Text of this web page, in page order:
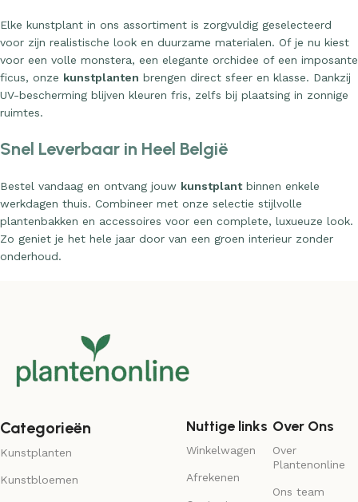
Elke kunstplant in ons assortiment is zorgvuldig geselecteerd
voor zijn realistische look en duurzame materialen. Of je nu kiest
voor een volle monstera, een elegante orchidee of een imposante
ficus, onze kunstplanten brengen direct sfeer en klasse. Dankzij
UV-bescherming blijven kleuren fris, zelfs bij plaatsing in zonnige
ruimtes.
Snel Leverbaar in Heel België
Bestel vandaag en ontvang jouw kunstplantbinnen enkele
werkdagen thuis. Combineer met onze selectie stijlvolle
plantenbakken en accessoires voor een complete, luxueuze look.
Zo geniet je het hele jaar door van een groen interieur zonder
onderhoud.
Categorieën
Kunstplanten
Kunstbloemen
Nuttige links
Winkelwagen
Afrekenen
Over Ons
Over
Plantenonline
Ons team